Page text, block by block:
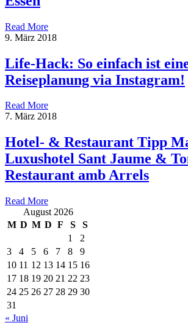
Read More
9. März 2018
Life-Hack: So einfach ist
Reiseplanung via Instagram!
Read More
7. März 2018
Hotel- & Restaurant Tipp
Luxushotel Sant Jaume &
Restaurant amb Arrels
Read More
August 2026
M D M D F S
S
1
2
3
4 5 6 7 8
9
10 11 12 13 14 15 16
17 18 19 20 21 22 23
24 25 26 27 28 29 30
31
« Juni